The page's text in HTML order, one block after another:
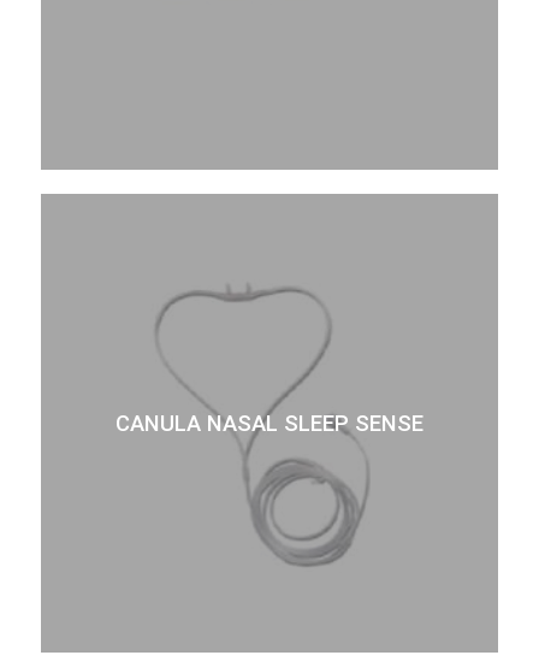
CANULA NASAL SLEEP SENSE